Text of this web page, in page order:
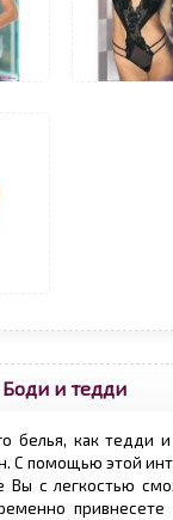
Боди и тедди
белья, как тедди
С помощью этой
Вы с легкостью